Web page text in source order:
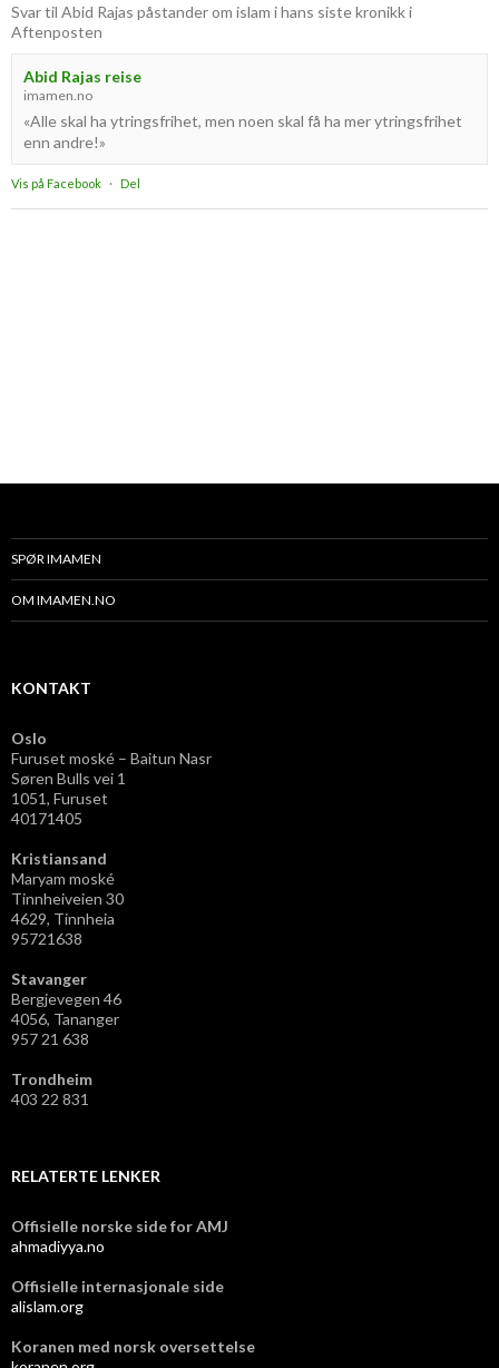
Svar til Abid Rajas påstander om islam i hans siste kronikk i
Aftenposten
Abid Rajas reise
imamen.no
«Alle skal ha ytringsfrihet, men noen skal få ha mer ytringsfrihet
enn andre!»
Vis på Facebook · Del
SPØR IMAMEN
OM IMAMEN.NO
KONTAKT
Oslo
Furuset moské – Baitun Nasr
Søren Bulls vei 1
1051, Furuset
40171405
Kristiansand
Maryam moské
Tinnheiveien 30
4629, Tinnheia
95721638
Stavanger
Bergjevegen 46
4056, Tananger
957 21 638
Trondheim
403 22 831
RELATERTE LENKER
Offisielle norske side for AMJ
ahmadiyya.no
Offisielle internasjonale side
alislam.org
Koranen med norsk oversettelse